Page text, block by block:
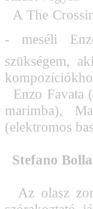
A The
- meséli
szükségem,
Enzo Favata
marimba),
(elektromos
Stefano
Az olasz